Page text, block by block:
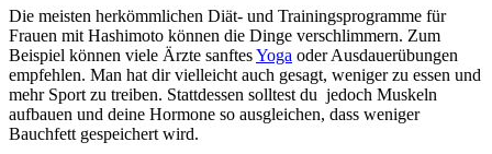
Die meisten herkömmlichen Diät- und Trainingsprogramme für
Frauen mit Hashimoto können die Dinge verschlimmern. Zum
Beispiel können viele Ärzte sanftesYoga oder Ausdauerübungen
empfehlen. Man hat dir vielleicht auch gesagt, weniger zu essen und
mehr Sport zu treiben. Stattdessen solltest du jedoch Muskeln
aufbauen und deine Hormone so ausgleichen, dass weniger
Bauchfett gespeichert wird.